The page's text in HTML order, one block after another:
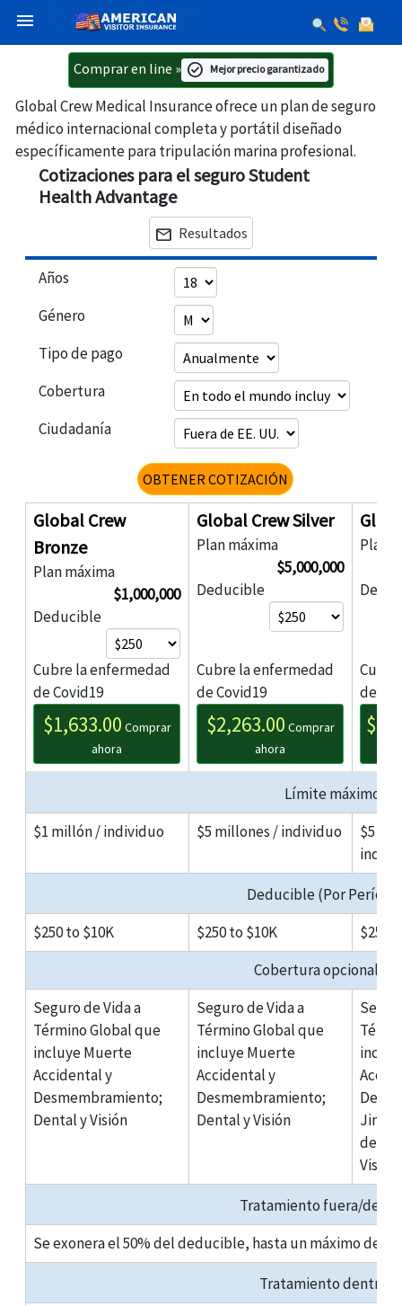
menu
Comprar en line » check_circle Mejor precio garantizado
Global Crew Medical Insurance ofrece un plan de seguro
médico internacional completa y portátil diseñado
específicamente para tripulación marina profesional.
Cotizaciones para el seguro Student
Health Advantage
mail Resultados
Años
Género
Tipo de pago
Cobertura
Ciudadanía
OBTENER COTIZACIÓN
Global Crew
Bronze
Plan máxima
$1,000,000
Deducible
Cubre la enfermedad
de Covid19
$1,633.00 Comprar
ahora
Global Crew Silver
Plan máxima
$5,000,000
Deducible
Cubre la enfermedad
de Covid19
$2,263.00 Comprar
ahora
Plan
de
Límite máximo
$1 millón / individuo
$5 millones / individuo
$5
Deducible (Por
$250 to $10K
$250 to $10K
$250
Cobertura opcional
Seguro de Vida a
Término Global que
incluye Muerte
Accidental y
Desmembramiento;
Dental y Visión
Seguro de Vida a
Término Global que
incluye Muerte
Accidental y
Desmembramiento;
Dental y Visión
de
Visión
Tratamiento fuera/
Se exonera el 50% del deducible, hasta un máximo de
Tratamiento dentro